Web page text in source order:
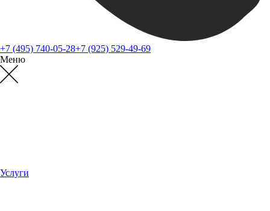
+7 (495) 740-05-28+7 (925) 529-49-69
Меню
Услуги